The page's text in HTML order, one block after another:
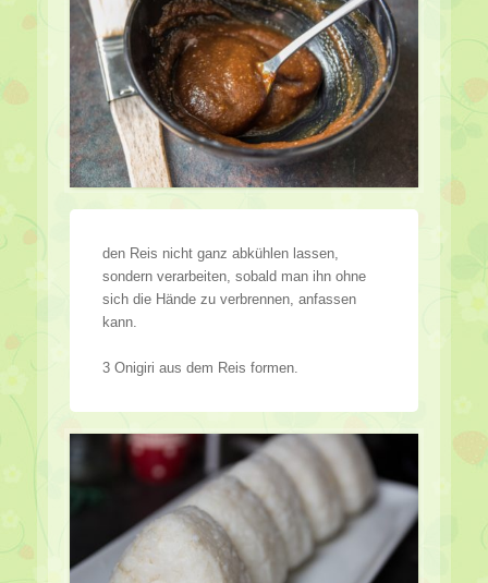
den Reis nicht ganz abkühlen lassen,
sondern verarbeiten, sobald man ihn ohne
sich die Hände zu verbrennen, anfassen
kann.
3 Onigiri aus dem Reis formen.